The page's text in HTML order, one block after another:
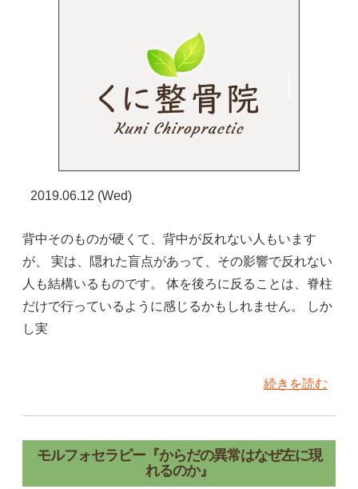
2019.06.12 (Wed)
背中そのものが硬くて、背中が反れない人もいます
が、 実は、隠れた盲点があって、その影響で反れない
人も結構いるものです。 体を後ろに反ることは、脊柱
だけで行っているように感じるかもしれません。 しか
し実
続きを読む
モルフォセラピー『からだの異常はなぜ左に現
れるのか』